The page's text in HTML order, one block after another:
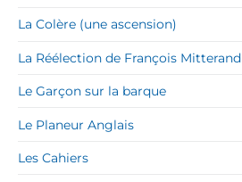
La Colère (une ascension)
La Réélection de François Mitterand
Le Garçon sur la barque
Le Planeur Anglais
Les Cahiers